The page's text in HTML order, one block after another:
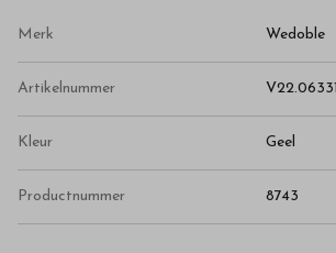
Merk Wedoble
Artikelnummer
Kleur Geel
Productnummer 8743